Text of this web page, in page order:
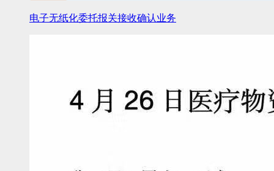
电子无纸化委托报关接收确认业务